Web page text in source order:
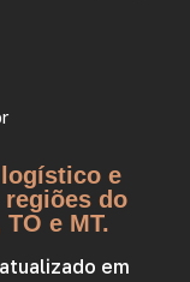
e
do
e MT.
em